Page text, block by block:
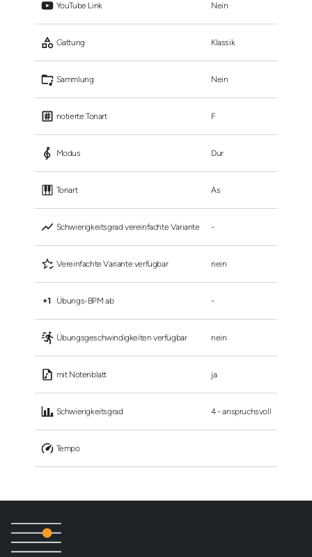
YouTube Link Nein
Gattung Klassik
Sammlung Nein
notierte Tonart F
Modus Dur
Tonart As
Schwierigkeitsgrad vereinfachte Variante -
Vereinfachte Variante verfügbar nein
Übungs-BPM ab -
Übungsgeschwindigkeiten verfügbar nein
mit Notenblatt ja
Schwierigkeitsgrad 4 - anspruchsvoll
Tempo